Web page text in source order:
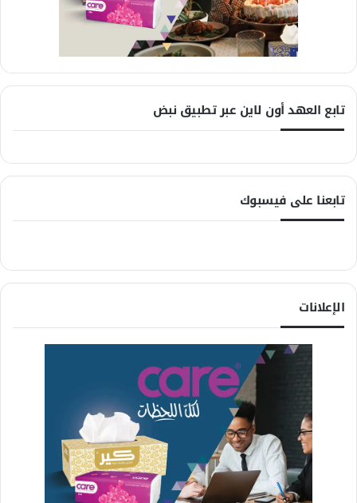
تابع العهد أون لاين عبر تطبيق نبض
تابعنا على فيسبوك
الإعلانات